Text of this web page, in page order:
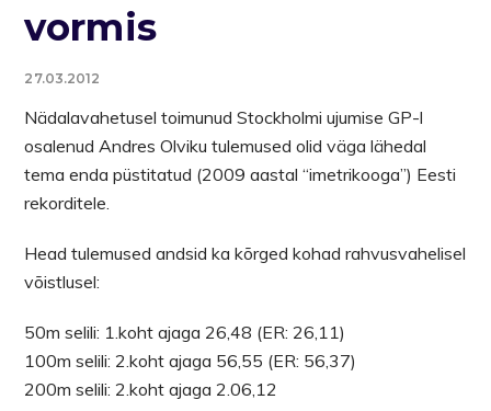
vormis
27.03.2012
Nädalavahetusel toimunud Stockholmi ujumise GP-l
osalenud Andres Olviku tulemused olid väga lähedal
tema enda püstitatud (2009 aastal “imetrikooga”) Eesti
rekorditele.
Head tulemused andsid ka kõrged kohad rahvusvahelisel
võistlusel:
50m selili: 1.koht ajaga 26,48 (ER: 26,11)
100m selili: 2.koht ajaga 56,55 (ER: 56,37)
200m selili: 2.koht ajaga 2.06,12